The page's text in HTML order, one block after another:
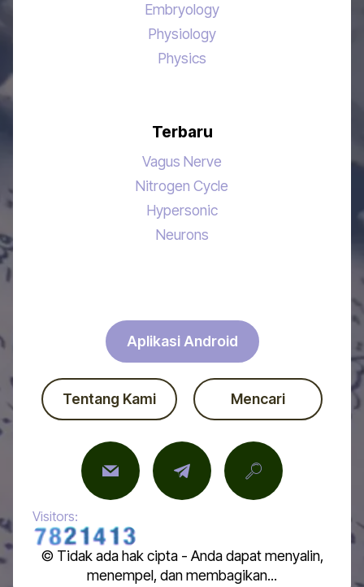
Embryology
Physiology
Physics
Terbaru
Vagus Nerve
Nitrogen Cycle
Hypersonic
Neurons
Aplikasi Android
Tentang Kami Mencari
Visitors:
© Tidak ada hak cipta - Anda dapat menyalin,
menempel, dan membagikan...